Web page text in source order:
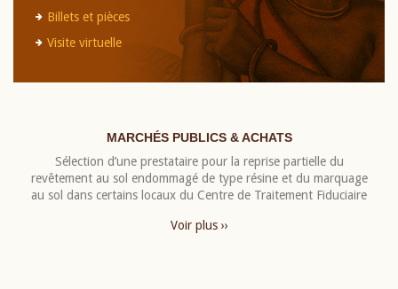
Billets et pièces
Visite virtuelle
MARCHÉS PUBLICS & ACHATS
Sélection d’une prestataire pour la reprise partielle du
revêtement au sol endommagé de type résine et du marquage
au sol dans certains locaux du Centre de Traitement Fiduciaire
Voir plus ››